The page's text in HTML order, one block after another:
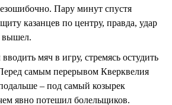
Пару минут спустя
казанцев по центру, правда, удар
вышел.
мяч в игру, стремясь остудить
самым перерывом Кверквелия
– под самый козырек
явно потешил болельщиков.